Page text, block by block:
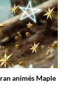
animés Maple